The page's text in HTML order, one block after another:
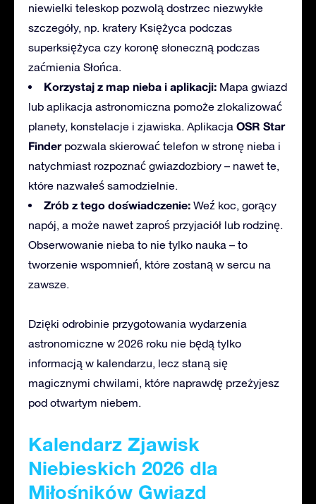
niewielki teleskop pozwolą dostrzec niezwykłe
szczegóły, np. kratery Księżyca podczas
superksiężyca czy koronę słoneczną podczas
zaćmienia Słońca.
Korzystaj z map nieba i aplikacji: Mapa gwiazd
lub aplikacja astronomiczna pomoże zlokalizować
planety, konstelacje i zjawiska. Aplikacja OSR Star
Finderpozwala skierować telefon w stronę nieba i
natychmiast rozpoznać gwiazdozbiory – nawet te,
które nazwałeś samodzielnie.
Zrób z tego doświadczenie: Weź koc, gorący
napój, a może nawet zaproś przyjaciół lub rodzinę.
Obserwowanie nieba to nie tylko nauka – to
tworzenie wspomnień, które zostaną w sercu na
zawsze.
Dzięki odrobinie przygotowania wydarzenia
astronomiczne w 2026 roku nie będą tylko
informacją w kalendarzu, lecz staną się
magicznymi chwilami, które naprawdę przeżyjesz
pod otwartym niebem.
Kalendarz Zjawisk
Niebieskich 2026 dla
Miłośników Gwiazd